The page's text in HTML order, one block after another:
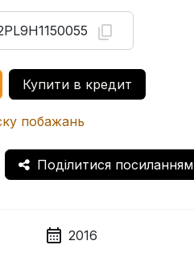
Купити в кредит
побажань
Поділитися посиланням
2016